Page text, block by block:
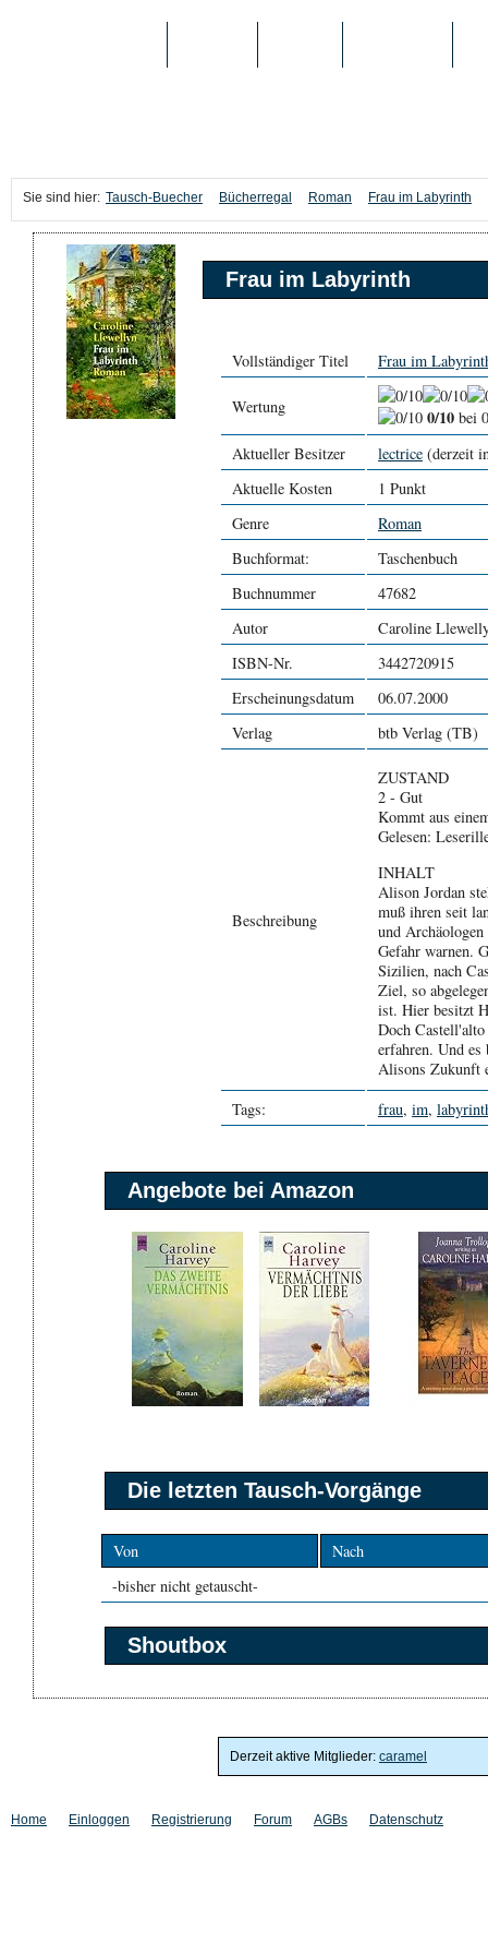
Sie sind hier: Tausch-Buecher Bücherregal Roman Frau im Labyrinth
Frau im Labyrinth
Vollständiger Titel Frau im
Wertung 0/10 bei
Aktueller Besitzer
lectrice (derzeit
Aktuelle Kosten
1 Punkt
Genre
Roman
Buchformat:
Taschenbuch
Buchnummer
47682
Autor
Caroline
ISBN-Nr.
3442720915
Erscheinungsdatum
06.07.2000
Verlag
btb Verlag (TB)
Beschreibung
ZUSTAND
2 - Gut
Kommt aus
Gelesen:
INHALT
Alison Jordan
muß ihren seit
und
Gefahr warnen.
Sizilien, nach
Ziel, so
ist. Hier besitzt
Doch
erfahren. Und
Alisons Zukunft
Tags:
frau, im,
Angebote bei Amazon
Die letzten Tausch-Vorgänge
Von
Nach
-bisher nicht getauscht-
Shoutbox
Derzeit aktive Mitglieder: caramel
Home Einloggen Registrierung Forum AGBs Datenschutz